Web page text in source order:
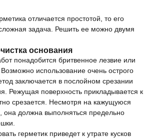
отличается простотой, то его
задача. Решить ее можно двумя
основания
понадобится бритвенное лезвие или
использование очень острого
заключается в послойном срезании
Режущая поверхность прикладывается к
срезается. Несмотря на кажущуюся
она должна выполняться предельно
герметик приведет к утрате кусков